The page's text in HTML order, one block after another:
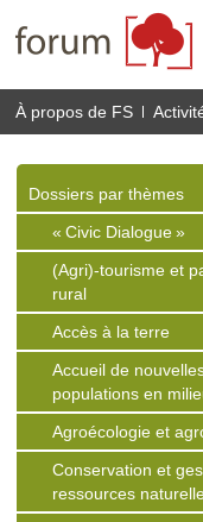
À propos de FS
Dossiers par thèmes
« Civic Dialogue »
(Agri)-tourisme et
rural
Accès à la terre
Accueil de
populations en
Agroécologie et
Conservation et
ressources